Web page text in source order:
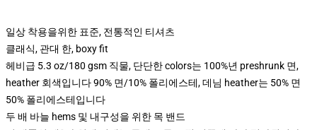
일상 착용을위한 표준, 전통적인 티셔츠
클래식, 관대 한, boxy fit
헤비급 5.3 oz/180 gsm 직물, 단단한 colors는 100%년 preshrunk 면,
heather 회색입니다 90% 면/10% 폴리에스테, 데님 heather는 50% 면
50% 폴리에스테입니다
두 배 바늘 hems 및 내구성을 위한 목 밴드